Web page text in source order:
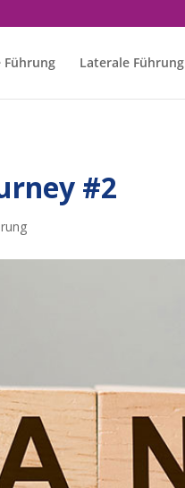
Führung Laterale Führung
#2